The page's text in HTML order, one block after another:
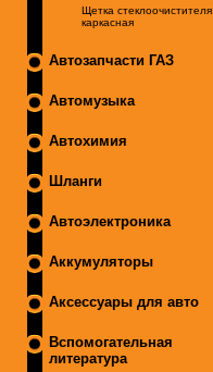
Щетка стеклоочистителя
каркасная
Автозапчасти ГАЗ
Автомузыка
Автохимия
Шланги
Автоэлектроника
Аккумуляторы
Аксессуары для авто
Вспомогательная
литература